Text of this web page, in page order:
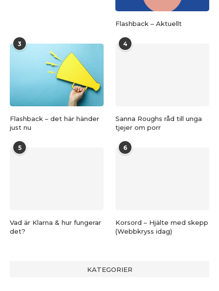
Flashback – Aktuellt
3
Flashback – det här händer
just nu
4
Sanna Roughs råd till unga
tjejer om porr
5
Vad är Klarna & hur fungerar
det?
6
Korsord – Hjälte med skepp
(Webbkryss idag)
KATEGORIER